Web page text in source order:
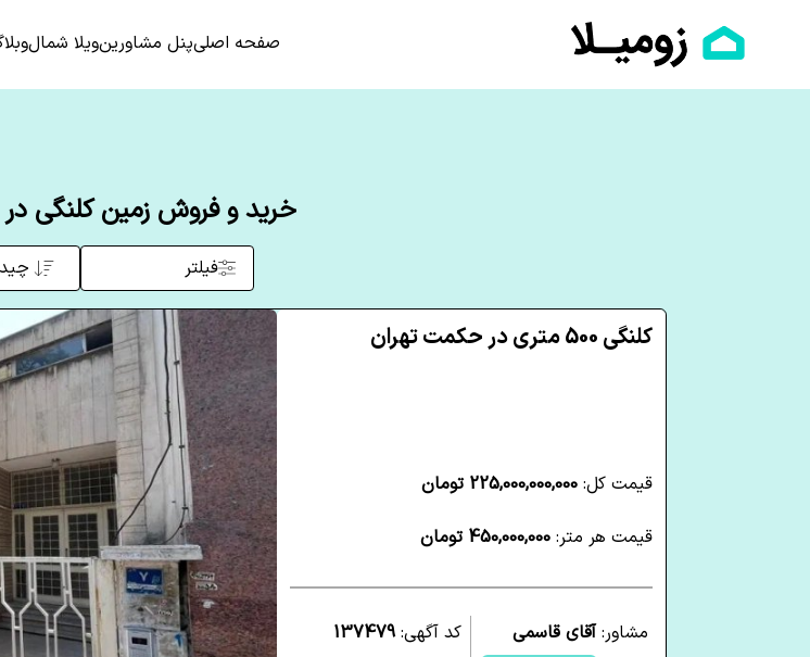
صفحه اصلیپنل مشاورینویلا شمال
خرید و فروش زمین کلنگی
فیلتر
کلنگی 500 متری در حکمت تهران
قیمت کل: 225,000,000,000 تومان
قیمت هر متر: 450,000,000 تومان
مشاور:آقای قاسمی
کد آگهی:137479